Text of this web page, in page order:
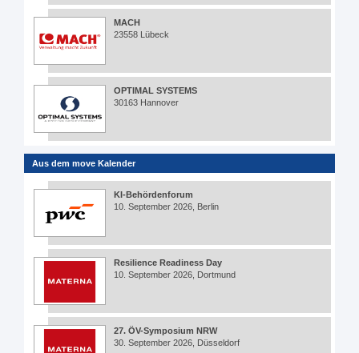
MACH
23558 Lübeck
OPTIMAL SYSTEMS
30163 Hannover
Aus dem move Kalender
KI-Behördenforum
10. September 2026, Berlin
Resilience Readiness Day
10. September 2026, Dortmund
27. ÖV-Symposium NRW
30. September 2026, Düsseldorf